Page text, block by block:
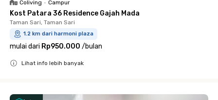
Coliving • Campur
Kost Patara 36 Residence Gajah Mada
Taman Sari, Taman Sari
1.2 km dari harmoni plaza
mulai dari Rp950.000 /bulan
Lihat info lebih banyak